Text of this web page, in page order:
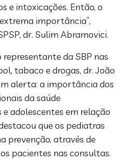
e intoxicações. Então, o
importância”,
dr. Sulim Abramovici.
da SBP nas
tabaco e drogas, dr. João
alerta: a importância dos
da saúde
adolescentes em relação
que os pediatras
prevenção, através de
pacientes nas consultas.